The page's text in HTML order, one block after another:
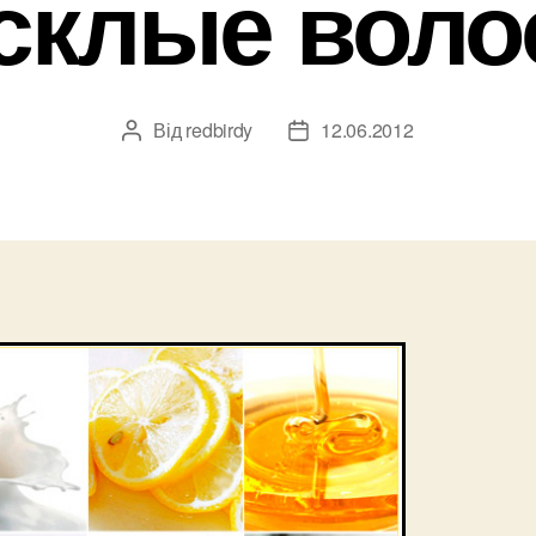
Автор
Від redbirdy
Дата12.06.2012